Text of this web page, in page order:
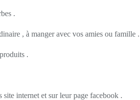
.
, à manger avec vos amies ou famille .
.
internet et sur leur page facebook .